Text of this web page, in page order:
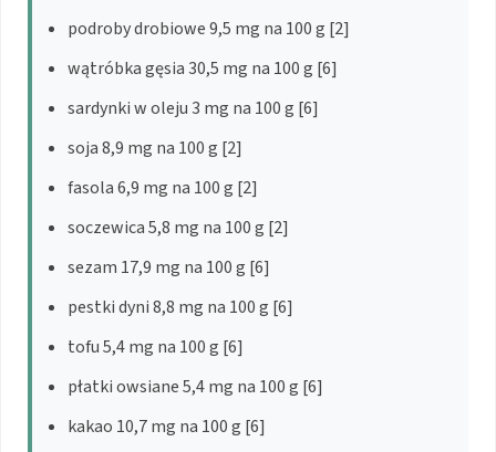
podroby drobiowe 9,5 mg na 100 g [2]
wątróbka gęsia 30,5 mg na 100 g [6]
sardynki w oleju 3 mg na 100 g [6]
soja 8,9 mg na 100 g [2]
fasola 6,9 mg na 100 g [2]
soczewica 5,8 mg na 100 g [2]
sezam 17,9 mg na 100 g [6]
pestki dyni 8,8 mg na 100 g [6]
tofu 5,4 mg na 100 g [6]
płatki owsiane 5,4 mg na 100 g [6]
kakao 10,7 mg na 100 g [6]